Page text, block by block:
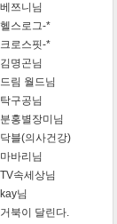
베쯔니님
헬스로그-*
크로스핏-*
김명곤님
드림 월드님
탁구공님
분홍별장미님
닥블(의사건강)
마바리님
TV속세상님
kay님
거북이 달린다.